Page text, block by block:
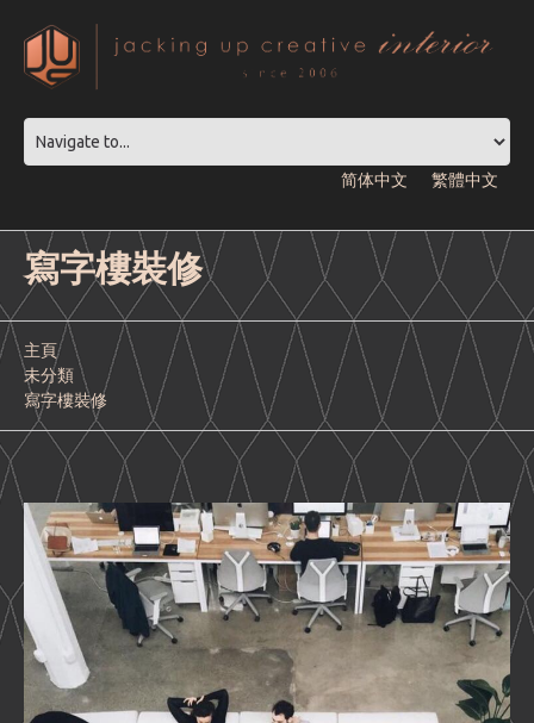
简体中文 繁體中文
寫字樓裝修
主頁
未分類
寫字樓裝修